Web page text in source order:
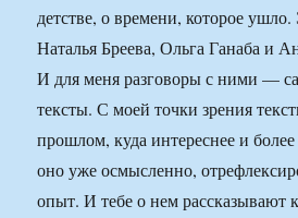
детстве, о времени, которое
Наталья Бреева, Ольга Ганаба и
И для меня разговоры с ними —
тексты. С моей точки зрения
прошлом, куда интереснее и
оно уже осмысленно,
опыт. И тебе о нем рассказывают